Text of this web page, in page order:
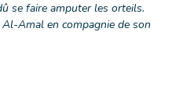
se faire amputer les orteils.
Amal en compagnie de son